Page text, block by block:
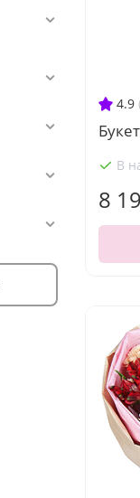
4.9
В
8